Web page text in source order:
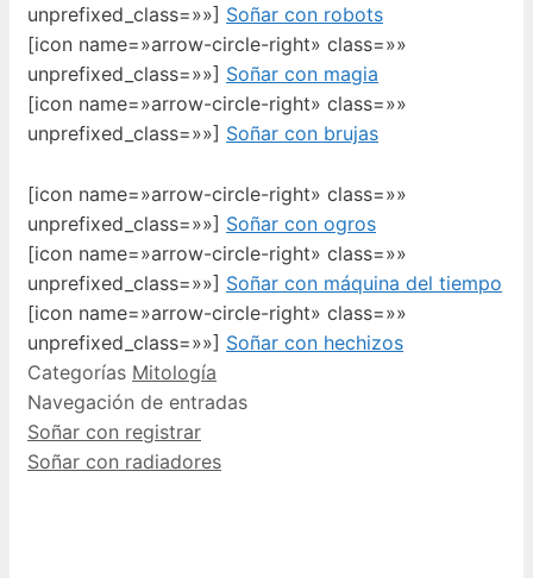
unprefixed_class=»»] Soñar con robots
[icon name=»arrow-circle-right» class=»»
unprefixed_class=»»] Soñar con magia
[icon name=»arrow-circle-right» class=»»
unprefixed_class=»»] Soñar con brujas
[icon name=»arrow-circle-right» class=»»
unprefixed_class=»»] Soñar con ogros
[icon name=»arrow-circle-right» class=»»
unprefixed_class=»»] Soñar con máquina del tiempo
[icon name=»arrow-circle-right» class=»»
unprefixed_class=»»] Soñar con hechizos
Categorías Mitología
Navegación de entradas
Soñar con registrar
Soñar con radiadores